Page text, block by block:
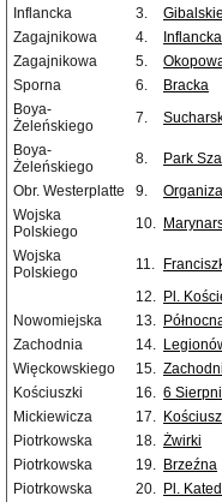
Inflancka
3.
Zagajnikowa
4. Inflancka
Zagajnikowa
5.
Sporna
6. Bracka
Boya-
Żeleńskiego
7.
Boya-
Żeleńskiego
8. Park
Obr. Westerplatte 9.
Wojska
Polskiego
10.
Wojska
Polskiego
11.
12. Pl.
Nowomiejska
13.
Zachodnia
14.
Więckowskiego
15.
Kościuszki
16. 6
Mickiewicza
17.
Piotrkowska
18. Żwirki
Piotrkowska
19. Brzeźna
Piotrkowska
20. Pl.